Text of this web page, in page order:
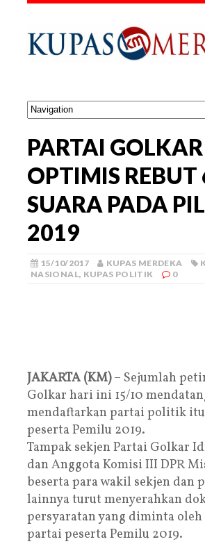
PARTAI GOLKAR
OPTIMIS REBUT
SUARA PADA
2019
15/10/2017 KUPAS MERDEKA
NASIONAL, KUPAS POLITIK 0
JAKARTA (KM)– Sejumlah
Golkar hari ini 15/10
mendaftarkan partai politik itu
peserta Pemilu 2019.
Tampak sekjen Partai Golkar
dan Anggota Komisi III DPR
beserta para wakil sekjen dan
lainnya turut menyerahkan
persyaratan yang diminta oleh
partai peserta Pemilu 2019.